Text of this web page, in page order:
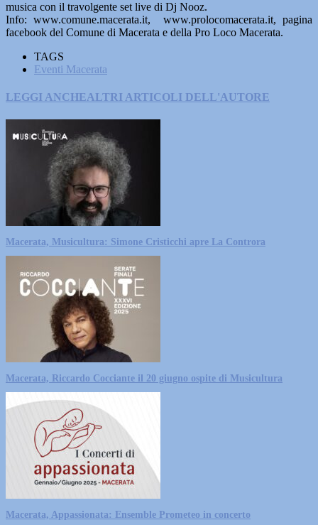
musica con il travolgente set live di Dj Nooz.
Info: www.comune.macerata.it, www.prolocomacerata.it, pagina
facebook del Comune di Macerata e della Pro Loco Macerata.
TAGS
Eventi Macerata
LEGGI ANCHEALTRI ARTICOLI DELL'AUTORE
Macerata, Musicultura: Simone Cristicchi apre La Controra
Macerata, Riccardo Cocciante il 20 giugno ospite di Musicultura
Macerata, Appassionata: Ensemble Prometeo in concerto